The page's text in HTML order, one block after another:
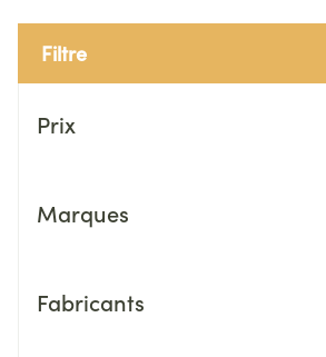
Filtre
Prix
Marques
Fabricants